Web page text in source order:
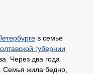
в семье
губернии
Через два года
Семья жила бедно,